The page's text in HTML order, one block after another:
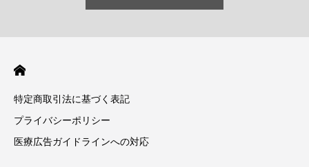
特定商取引法に基づく表記
プライバシーポリシー
医療広告ガイドラインへの対応